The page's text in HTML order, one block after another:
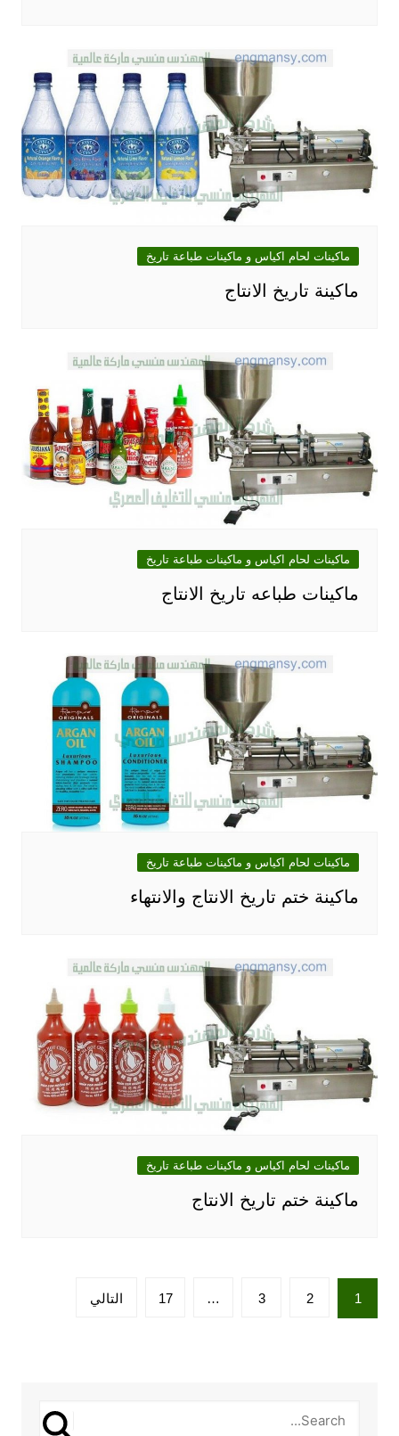
ماكينات لحام اكياس و ماكينات طباعة تاريخ
ماكينة تاريخ الانتاج
ماكينات لحام اكياس و ماكينات طباعة تاريخ
ماكينات طباعه تاريخ الانتاج
ماكينات لحام اكياس و ماكينات طباعة تاريخ
ماكينة ختم تاريخ الانتاج والانتهاء
ماكينات لحام اكياس و ماكينات طباعة تاريخ
ماكينة ختم تاريخ الانتاج
تعدد
صفحات
1
2
3
…
17 التالي